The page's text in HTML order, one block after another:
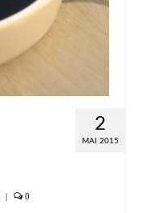
2
MAI 2015
| 0